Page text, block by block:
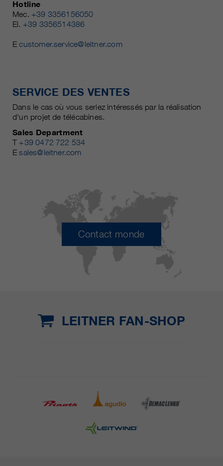
Hotline
Mec. +39 3356156050
El. +39 3356514386
Ecustomer.service@leitner.com
SERVICE DES VENTES
Dans le cas où vous seriez intéressés par la réalisation
d'un projet de télécabines.
Sales Department
T +39 0472 722 534
Esales@leitner.com
Contact monde
LEITNER FAN-SHOP